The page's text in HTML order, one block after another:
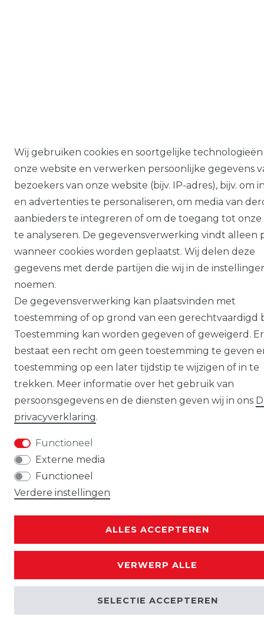
Wij gebruiken cookies en soortgelijke
onze website en verwerken persoonlijke gegevens
bezoekers van onze website (bijv. IP-adres), bijv. om
en advertenties te personaliseren, om media van
aanbieders te integreren of om de toegang tot onze
te analyseren. De gegevensverwerking vindt alleen
wanneer cookies worden geplaatst. Wij delen deze
gegevens met derde partijen die wij in de
noemen.
De gegevensverwerking kan plaatsvinden met
toestemming of op grond van een gerechtvaardigd
Toestemming kan worden gegeven of geweigerd. Er
bestaat een recht om geen toestemming te geven
toestemming op een later tijdstip te wijzigen of in te
trekken. Meer informatie over het gebruik van
persoonsgegevens en de diensten geven wij in ons
privacy­verklaring.
Functioneel
Externe media
Functioneel
Verdere instellingen
ALLES ACCEPTEREN
VERWERP ALLE
SELECTIE ACCEPTEREN